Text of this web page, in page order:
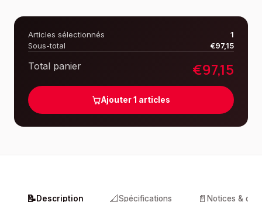
Articles sélectionnés
1
Sous-total
€97,15
Total panier €97,15
Ajouter1 articles
📝Description 📐Spécifications 📄 Notices &